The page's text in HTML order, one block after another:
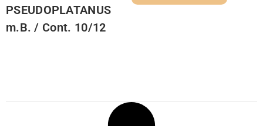
PSEUDOPLATANUS
m.B. / Cont. 10/12